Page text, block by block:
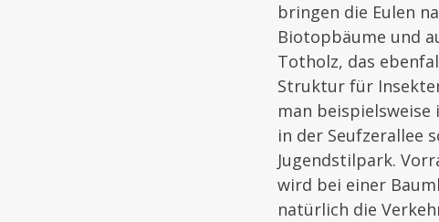
bringen die Eulen
Biotopbäume und
Totholz, das
Struktur für
man
in der Seufzerallee
Jugendstilpark.
wird bei einer
natürlich die